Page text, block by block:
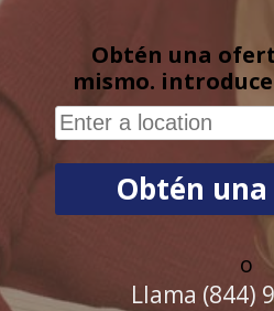
Obtén una
mismo.
o
Llama (844)